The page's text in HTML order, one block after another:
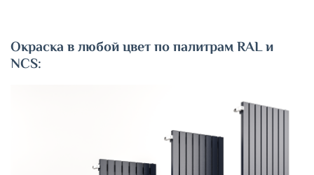
Окраска в любой цвет по палитрам RAL и
NCS: